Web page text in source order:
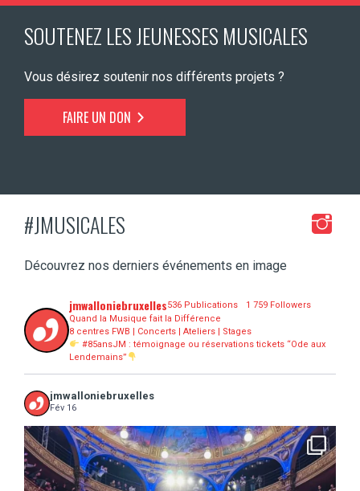
SOUTENEZ LES JEUNESSES MUSICALES
Vous désirez soutenir nos différents projets ?
FAIRE UN DON
#JMUSICALES
Découvrez nos derniers événements en image
jmwalloniebruxelles536 Publications
1 759 Followers
Quand la Musique fait la Différence
8 centres FWB | Concerts | Ateliers | Stages
#85ansJM : témoignage ou réservations tickets “Ode aux
Lendemains”
jmwalloniebruxelles
Fév 16